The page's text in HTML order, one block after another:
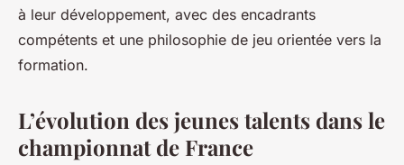
à leur développement, avec des encadrants
compétents et une philosophie de jeu orientée vers la
formation.
L’évolution des jeunes talents dans le
championnat de France